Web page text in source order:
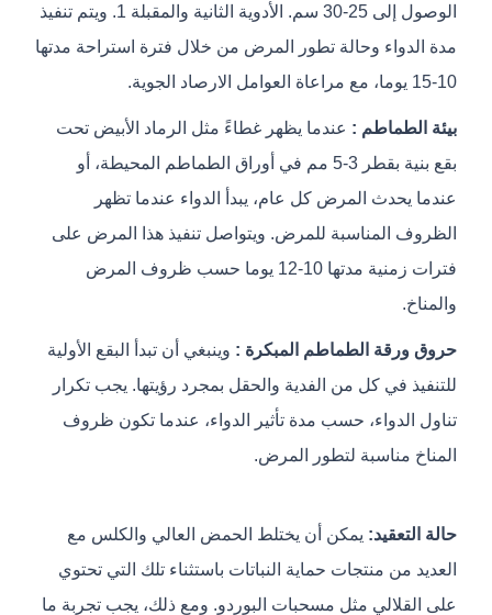
الوصول إلى 25-30 سم. الأدوية الثانية والمقبلة 1. ويتم تنفيذ
مدة الدواء وحالة تطور المرض من خلال فترة استراحة مدتها
10-15 يوما، مع مراعاة العوامل الارصاد الجوية.
بيئة الطماطم : عندما يظهر غطاءً مثل الرماد الأبيض تحت
بقع بنية بقطر 3-5 مم في أوراق الطماطم المحيطة، أو
عندما يحدث المرض كل عام، يبدأ الدواء عندما تظهر
الظروف المناسبة للمرض. ويتواصل تنفيذ هذا المرض على
فترات زمنية مدتها 10-12 يوما حسب ظروف المرض
والمناخ.
حروق ورقة الطماطم المبكرة : وينبغي أن تبدأ البقع الأولية
للتنفيذ في كل من الفدية والحقل بمجرد رؤيتها. يجب تكرار
تناول الدواء، حسب مدة تأثير الدواء، عندما تكون ظروف
المناخ مناسبة لتطور المرض.
حالة التعقيد: يمكن أن يختلط الحمض العالي والكلس مع
العديد من منتجات حماية النباتات باستثناء تلك التي تحتوي
على القلالي مثل مسحبات البوردو. ومع ذلك، يجب تجربة ما